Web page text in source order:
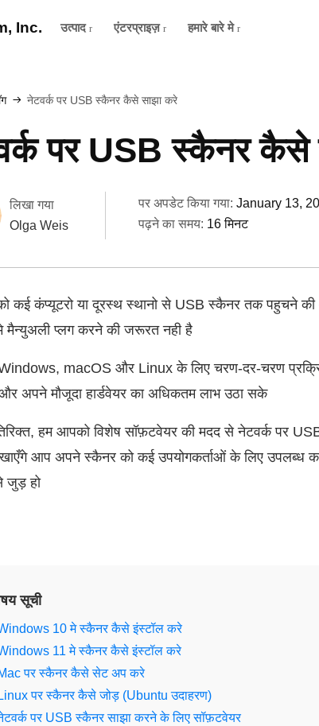
Inc. उत्पाद एंटरप्राइज़ हमारे बारे मे
नेटवर्क पर USB स्कैनर कैसे साझा करे
पर USB स्कैनर कैसे
लिखा गया
Olga Weis
पर अपडेट किया गया: January 13,
पढ़ने का समय: 16 मिनट
कई कंप्यूटरो या दूरस्थ स्थानो से USB स्कैनर तक पहुचने
मैन्युअली प्लग करने की जरूरत नही है
macOS और Linux के लिए चरण-दर-चरण
अपने मौजूदा हार्डवेयर का अधिकतम लाभ उठा सके
हम आपको विशेष सॉफ़टवेयर की मदद से नेटवर्क पर
आप अपने स्कैनर को कई उपयोगकर्ताओं के लिए उपलब्ध
जुड़ हो
सूची
10 मे स्कैनर कैसे इंस्टॉल करे
11 मे स्कैनर कैसे इंस्टॉल करे
पर स्कैनर कैसे सेट अप करे
Linux पर स्कैनर कैसे जोड़ (Ubuntu उदाहरण)
पर USB स्कैनर साझा करने के लिए सॉफ़टवेयर